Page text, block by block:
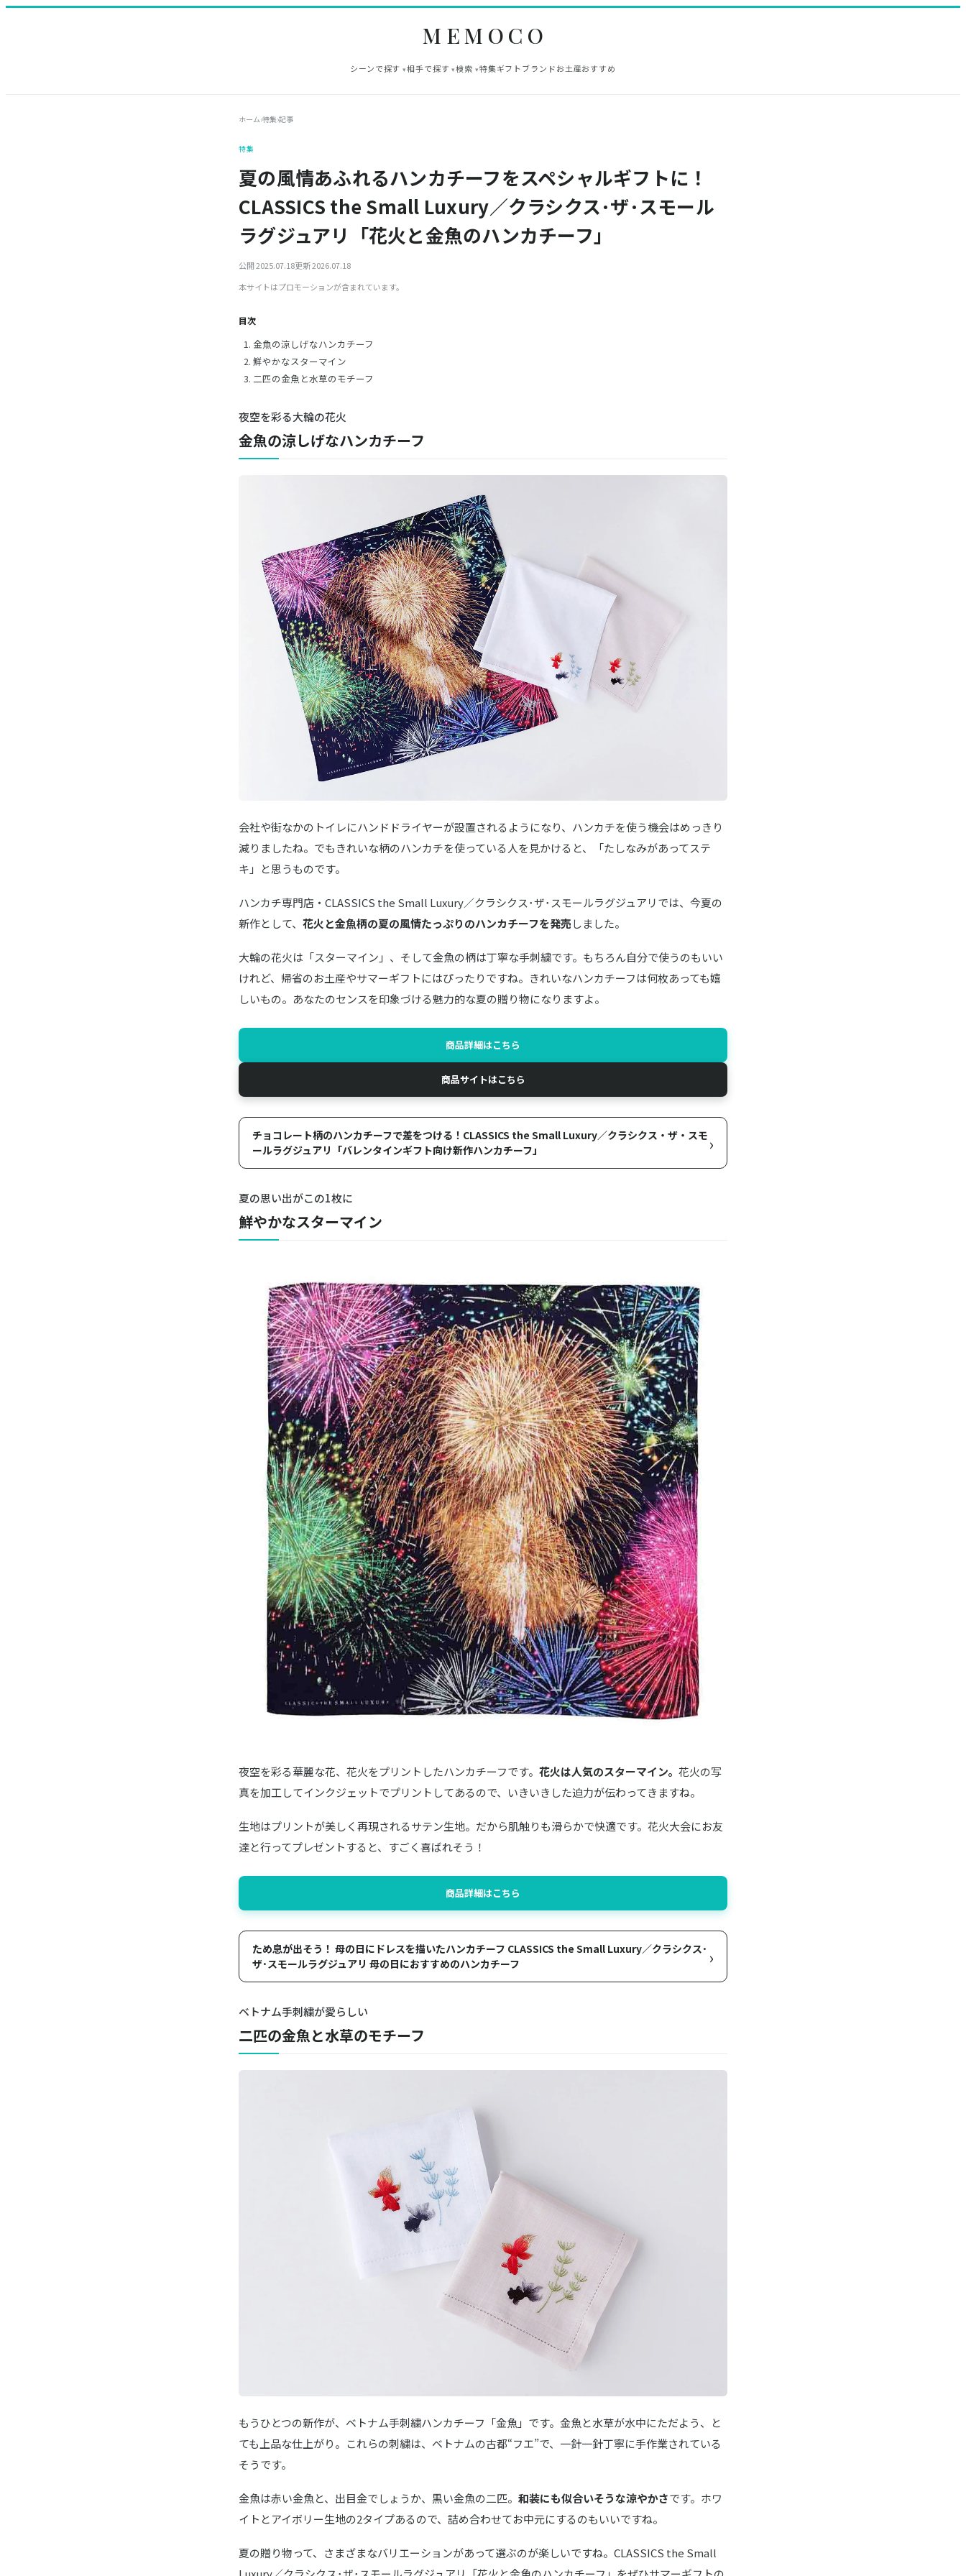
MEMOCO
シーンで探す 相手で探す 検索 特集ギフトブランドお土産おすすめ
ホーム›特集›記事
特集
夏の風情あふれるハンカチーフをスペシャルギフトに！
CLASSICS the Small Luxury／クラシクス･ザ･スモール
ラグジュアリ「花火と金魚のハンカチーフ」
公開 2025.07.18更新 2026.07.18
本サイトはプロモーションが含まれています。
目次
金魚の涼しげなハンカチーフ
鮮やかなスターマイン
二匹の金魚と水草のモチーフ
夜空を彩る大輪の花火
金魚の涼しげなハンカチーフ
会社や街なかのトイレにハンドドライヤーが設置されるようになり、ハンカチを使う機会はめっきり
減りましたね。でもきれいな柄のハンカチを使っている人を見かけると、「たしなみがあってステ
キ」と思うものです。
ハンカチ専門店・CLASSICS the Small Luxury／クラシクス･ザ･スモールラグジュアリでは、今夏の
新作として、 花火と金魚柄の夏の風情たっぷりのハンカチーフを発売しました。
大輪の花火は「スターマイン」、そして金魚の柄は丁寧な手刺繍です。もちろん自分で使うのもいい
けれど、帰省のお土産やサマーギフトにはぴったりですね。きれいなハンカチーフは何枚あっても嬉
しいもの。あなたのセンスを印象づける魅力的な夏の贈り物になりますよ。
商品詳細はこちら
商品サイトはこちら
チョコレート柄のハンカチーフで差をつける！CLASSICS the Small Luxury／クラシクス・ザ・スモ
ールラグジュアリ「バレンタインギフト向け新作ハンカチーフ」
›
夏の思い出がこの1枚に
鮮やかなスターマイン
夜空を彩る華麗な花、花火をプリントしたハンカチーフです。 花火は人気のスターマイン。 花火の写
真を加工してインクジェットでプリントしてあるので、いきいきした迫力が伝わってきますね。
生地はプリントが美しく再現されるサテン生地。だから肌触りも滑らかで快適です。花火大会にお友
達と行ってプレゼントすると、すごく喜ばれそう！
商品詳細はこちら
ため息が出そう！ 母の日にドレスを描いたハンカチーフ CLASSICS the Small Luxury／クラシクス･
ザ･スモールラグジュアリ 母の日におすすめのハンカチーフ
›
ベトナム手刺繍が愛らしい
二匹の金魚と水草のモチーフ
もうひとつの新作が、ベトナム手刺繍ハンカチーフ「金魚」です。金魚と水草が水中にただよう、と
ても上品な仕上がり。これらの刺繍は、ベトナムの古都“フエ”で、一針一針丁寧に手作業されている
そうです。
金魚は赤い金魚と、出目金でしょうか、黒い金魚の二匹。 和装にも似合いそうな涼やかさです。ホワ
イトとアイボリー生地の2タイプあるので、詰め合わせてお中元にするのもいいですね。
夏の贈り物って、さまざまなバリエーションがあって選ぶのが楽しいですね。CLASSICS the Small